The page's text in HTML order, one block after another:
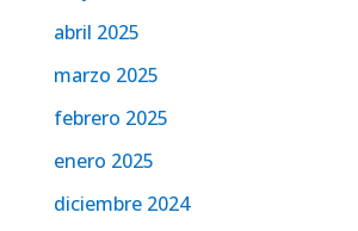
abril 2025
marzo 2025
febrero 2025
enero 2025
diciembre 2024